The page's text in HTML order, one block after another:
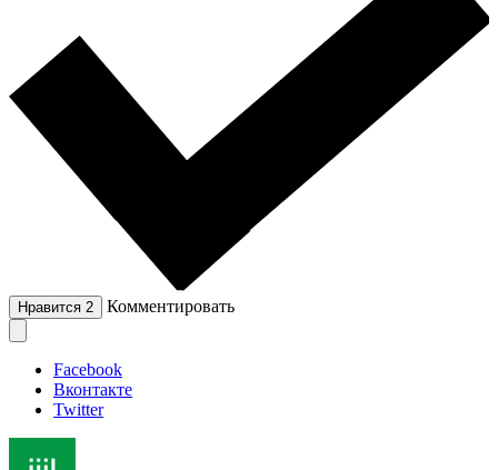
Нравится 2 Комментировать
Facebook
Вконтакте
Twitter